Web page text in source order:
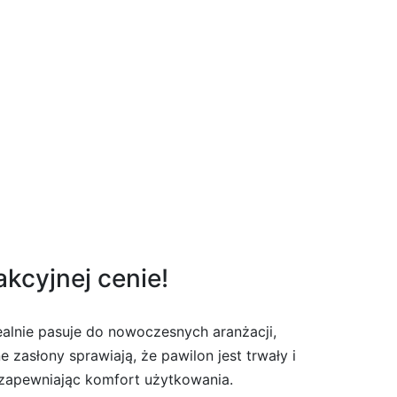
cenie!
pasuje do nowoczesnych aranżacji,
sprawiają, że pawilon jest trwały i
komfort użytkowania.